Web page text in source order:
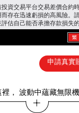
資交易平台交易差價合約
存在迅速虧損的高風險。
估自己能否承擔存款損失的
申請真實
裡， 波動中蘊藏無限